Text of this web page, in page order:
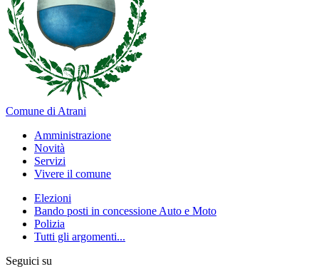
Comune di Atrani
Amministrazione
Novità
Servizi
Vivere il comune
Elezioni
Bando posti in concessione Auto e Moto
Polizia
Tutti gli argomenti...
Seguici su